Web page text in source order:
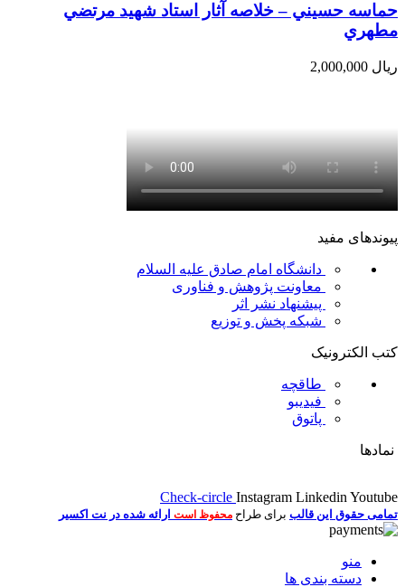
حماسه حسيني – خلاصه آثار استاد شهيد مرتضي
مطهري
ریال
پیوندهای مفید
دانشگاه امام صادق علیه السلام
معاونت پژوهش و فناوری
پیشنهاد نشر اثر
شبکه پخش و توزیع
کتب الکترونیک
طاقچه
فیدیبو
پاتوق
نمادها
Check-circle Instagram Linkedin Youtube
تمامی حقوق این قالب برای طراح محفوظ است ارائه شده در نت اکسیر
منو
دسته بندی ها